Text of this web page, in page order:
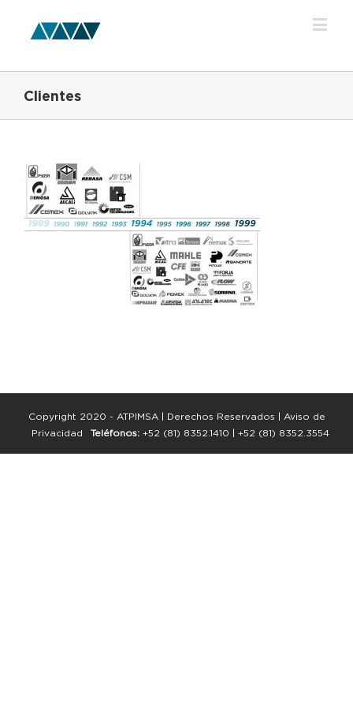
Clientes
Copyright 2020 - ATPIMSA | Derechos Reservados | Aviso de
Privacidad
Teléfonos: +52 (81) 8352.1410 | +52 (81) 8352.3554